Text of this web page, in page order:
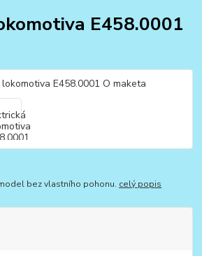
E458.0001
bez vlastního pohonu. celý popis